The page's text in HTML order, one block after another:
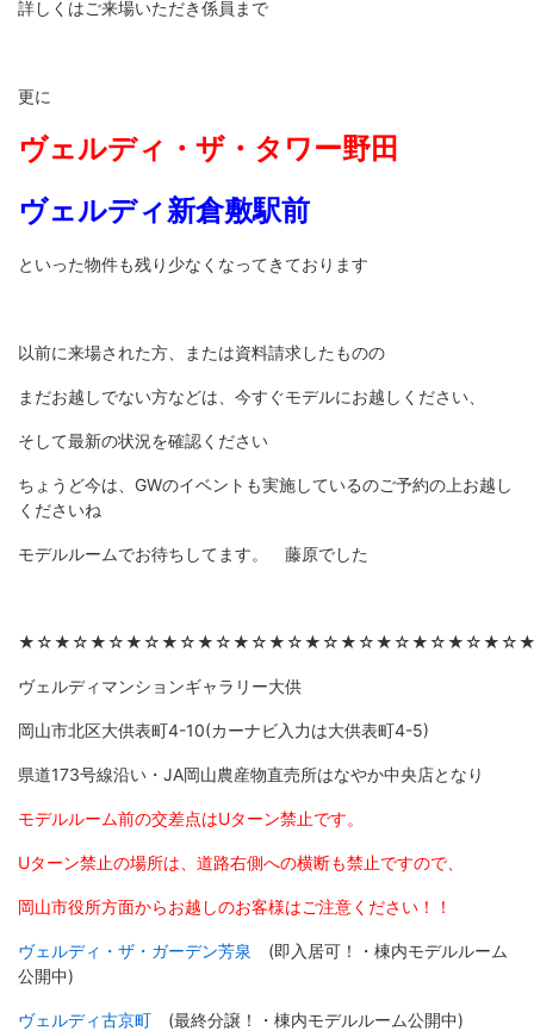
詳しくはご来場いただき係員まで
更に
ヴェルディ・ザ・タワー野田
ヴェルディ新倉敷駅前
といった物件も残り少なくなってきております
以前に来場された方、または資料請求したものの
まだお越しでない方などは、今すぐモデルにお越しください、
そして最新の状況を確認ください
ちょうど今は、GWのイベントも実施しているのご予約の上お越し
くださいね
モデルルームでお待ちしてます。 藤原でした
ヴェルディマンションギャラリー大供
岡山市北区大供表町4-10(カーナビ入力は大供表町4-5)
県道173号線沿い・JA岡山農産物直売所はなやか中央店となり
モデルルーム前の交差点はUターン禁止です。
Uターン禁止の場所は、道路右側への横断も禁止ですので、
岡山市役所方面からお越しのお客様はご注意ください！！
ヴェルディ・ザ・ガーデン芳泉
(即入居可！・棟内モデルルーム
公開中)
ヴェルディ古京町 (最終分譲！・棟内モデルルーム公開中)